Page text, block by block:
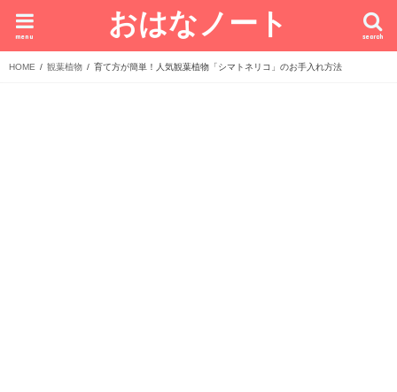
おはなノート search
menu
HOME 観葉植物 育て方が簡単！人気観葉植物「シマトネリコ」のお手入れ方法